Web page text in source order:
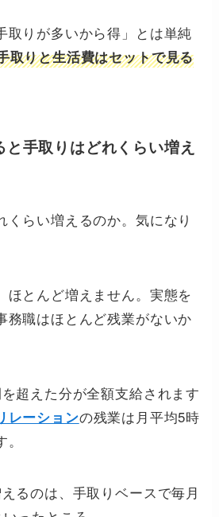
取りが多いから得」とは単純
取りと生活費はセットで見る
手取りはどれくらい増え
くらい増えるのか。気になり
ほとんど増えません。実態を
務職はほとんど残業がないか
超えた分が全額支給されます
レーションの残業は月平均5時
るのは、手取りベースで毎月